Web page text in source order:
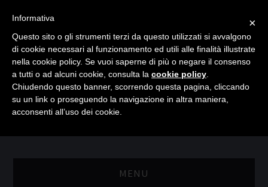
MENU
×
Informativa
Questo sito o gli strumenti terzi da questo utilizzati si avvalgono
di cookie necessari al funzionamento ed utili alle finalità illustrate
nella cookie policy. Se vuoi saperne di più o negare il consenso
a tutti o ad alcuni cookie, consulta la cookie policy
Chiudendo questo banner, scorrendo questa pagina, cliccando
su un link o proseguendo la navigazione in altra maniera,
acconsenti all’uso dei cookie.